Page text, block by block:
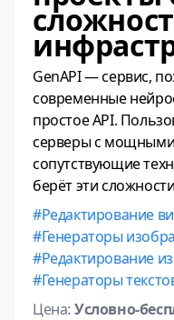
GenAPI — сервис,
современные
простое API.
серверы с
сопутствующие
берёт эти
Редактирование
Генераторы
Редактирование
Генераторы
Цена: Условно-